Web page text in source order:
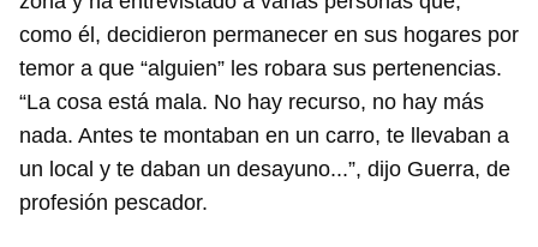
como él, decidieron permanecer en sus hogares por
temor a que “alguien” les robara sus pertenencias.
“La cosa está mala. No hay recurso, no hay más
nada. Antes te montaban en un carro, te llevaban a
un local y te daban un desayuno...”, dijo Guerra, de
profesión pescador.